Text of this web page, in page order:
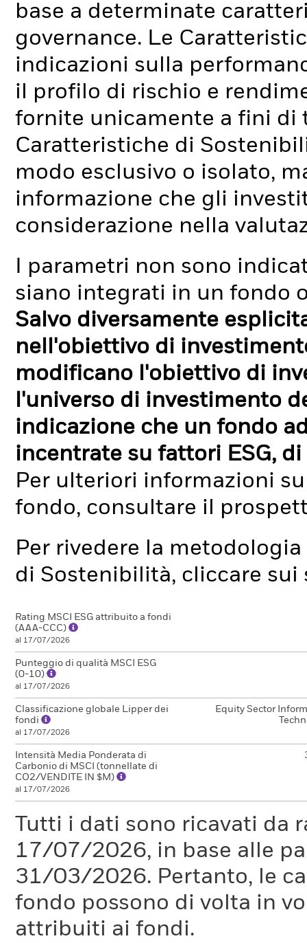
base a determinate
governance. Le
indicazioni sulla
il profilo di rischio e
fornite unicamente a fini di
Caratteristiche di
modo esclusivo o isolato,
informazione che gli
considerazione nella
I parametri non sono
siano integrati in un fondo
Salvo diversamente
nell'obiettivo di
modificano l'obiettivo di
l'universo di investimento
indicazione che un fondo
incentrate su fattori ESG,
Per ulteriori informazioni
fondo, consultare il
Per rivedere la
di Sostenibilità, cliccare
Rating MSCI ESG attribuito a fondi
(AAA-CCC)
al 17/07/2026
Punteggio di qualità MSCI ESG
(0-10)
al 17/07/2026
Classificazione globale Lipper dei
fondi
al 17/07/2026
Equity Sector
Intensità Media Ponderata di
Carbonio di MSCI (tonnellate di
CO2/VENDITE IN $M)
al 17/07/2026
Tutti i dati sono ricavati da
17/07/2026, in base alle
31/03/2026. Pertanto, le
fondo possono di volta in
attribuiti ai fondi.